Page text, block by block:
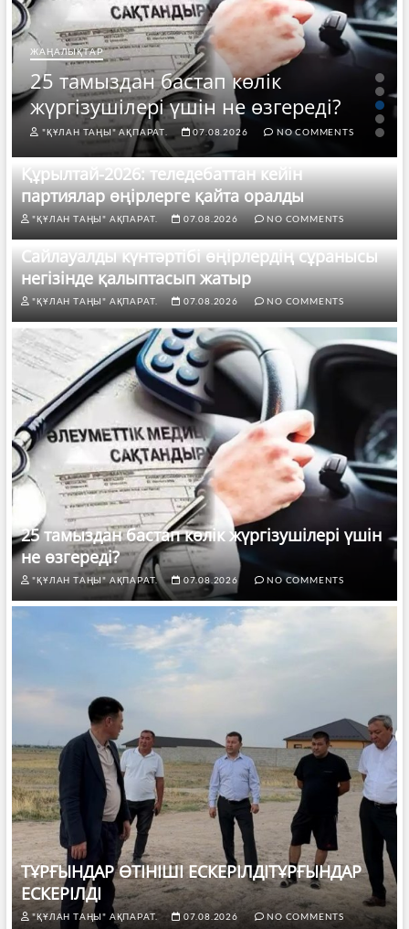
ЖАҢАЛЫҚТАР
25 тамыздан бастап көлік
жүргізушілері үшін не өзгереді?
"ҚҰЛАН ТАҢЫ" АҚПАРАТ. 07.08.2026 NO COMMENTS
Құрылтай-2026: теледебаттан кейін
партиялар өңірлерге қайта оралды
"ҚҰЛАН ТАҢЫ" АҚПАРАТ. 07.08.2026 NO COMMENTS
Сайлауалды күнтәртібі өңірлердің сұранысы
негізінде қалыптасып жатыр
"ҚҰЛАН ТАҢЫ" АҚПАРАТ. 07.08.2026 NO COMMENTS
25 тамыздан бастап көлік жүргізушілері үшін
не өзгереді?
"ҚҰЛАН ТАҢЫ" АҚПАРАТ. 07.08.2026 NO COMMENTS
ТҰРҒЫНДАР ӨТІНІШІ ЕСКЕРІЛДІТҰРҒЫНДАР
ЕСКЕРІЛДІ
"ҚҰЛАН ТАҢЫ" АҚПАРАТ. 07.08.2026 NO COMMENTS